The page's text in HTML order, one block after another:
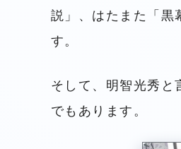
説」、はたまた「黒
す。
そして、明智光秀
でもあります。